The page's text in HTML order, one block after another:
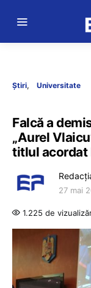
Știri Universitate
Falcă a
„Aurel
titlul acordat
27 mai
1.225 de